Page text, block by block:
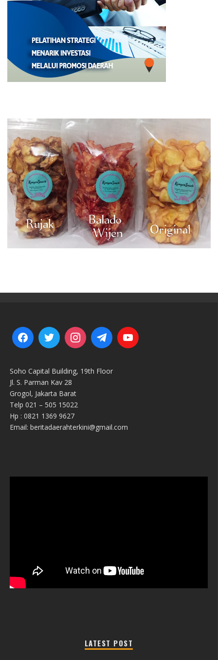
Soho Capital Building, 19th Floor
Jl. S. Parman Kav 28
Grogol, Jakarta Barat
Telp 021 – 505 15022
Hp : 0821 1369 9627
Email: beritadaerahterkini@gmail.com
LATEST POST